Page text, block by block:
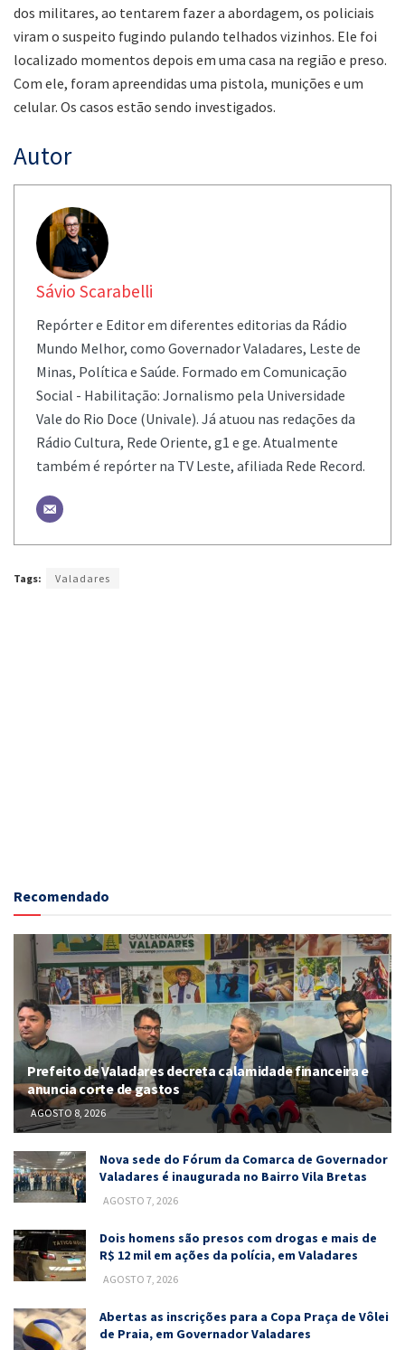
dos militares, ao tentarem fazer a abordagem, os policiais
viram o suspeito fugindo pulando telhados vizinhos. Ele foi
localizado momentos depois em uma casa na região e preso.
Com ele, foram apreendidas uma pistola, munições e um
celular. Os casos estão sendo investigados.
Autor
Sávio Scarabelli
Repórter e Editor em diferentes editorias da Rádio
Mundo Melhor, como Governador Valadares, Leste de
Minas, Política e Saúde. Formado em Comunicação
Social - Habilitação: Jornalismo pela Universidade
Vale do Rio Doce (Univale). Já atuou nas redações da
Rádio Cultura, Rede Oriente, g1 e ge. Atualmente
também é repórter na TV Leste, afiliada Rede Record.
Tags: Valadares
Recomendado
Prefeito de Valadares decreta calamidade financeira e
anuncia corte de gastos
AGOSTO 8, 2026
Nova sede do Fórum da Comarca de Governador
Valadares é inaugurada no Bairro Vila Bretas
AGOSTO 7, 2026
Dois homens são presos com drogas e mais de
R$ 12 mil em ações da polícia, em Valadares
AGOSTO 7, 2026
Abertas as inscrições para a Copa Praça de Vôlei
de Praia, em Governador Valadares